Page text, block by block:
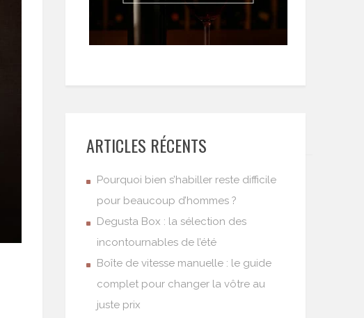
ARTICLES RÉCENTS
Pourquoi bien s’habiller reste difficile
pour beaucoup d’hommes ?
Degusta Box : la sélection des
incontournables de l’été
Boîte de vitesse manuelle : le guide
complet pour changer la vôtre au
juste prix